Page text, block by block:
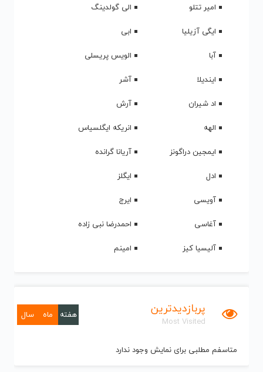
امیر تتلو
الی گولدینگ
ایگی آزیلیا
ابی
آبا
الویس پریسلی
ایندیلا
آشر
اد شیران
آرش
الهه
انریکه ایگلسیاس
ایمجین دراگونز
آریانا گرانده
ادل
ایگلز
آویسی
ایرج
آغاسی
احمدرضا نبی زاده
آلیسیا کیز
امینم
پربازدیدترین
Most Visited
هفته ماه سال
متاسفم مطلبی برای نمایش وجود ندارد